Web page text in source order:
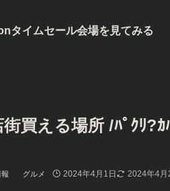
てみる
街買える場所 /ﾊﾟｸﾘ?
グルメ 2024年4月1日 2024年4月